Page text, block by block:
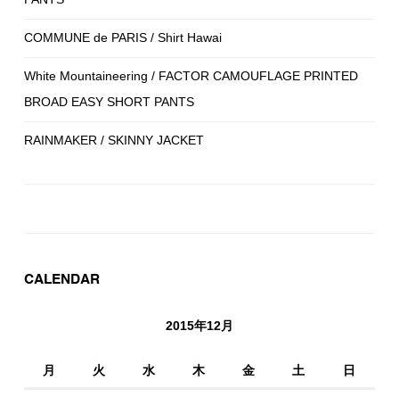
COMMUNE de PARIS / Shirt Hawai
White Mountaineering / FACTOR CAMOUFLAGE PRINTED
BROAD EASY SHORT PANTS
RAINMAKER / SKINNY JACKET
CALENDAR
2015年12月
月 火 水 木 金 土 日